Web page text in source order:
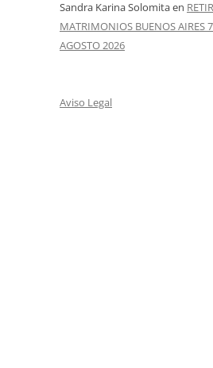
Sandra Karina Solomitaen
MATRIMONIOS BUENOS AIRES
AGOSTO 2026
Aviso Legal